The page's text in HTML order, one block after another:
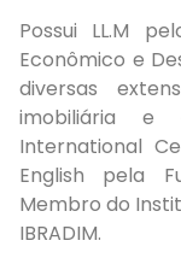
Possui LL.M
Econômico e
diversas
imobiliária e
International
English pela
Membro do
IBRADIM.